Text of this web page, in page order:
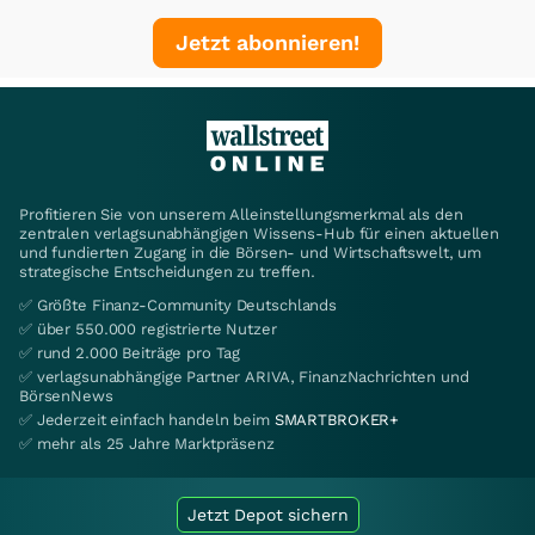
Jetzt abonnieren!
Profitieren Sie von unserem Alleinstellungsmerkmal als den
zentralen verlagsunabhängigen Wissens-Hub für einen aktuellen
und fundierten Zugang in die Börsen- und Wirtschaftswelt, um
strategische Entscheidungen zu treffen.
✅ Größte Finanz-Community Deutschlands
✅ über 550.000 registrierte Nutzer
✅ rund 2.000 Beiträge pro Tag
✅ verlagsunabhängige Partner ARIVA, FinanzNachrichten und
BörsenNews
✅ Jederzeit einfach handeln beim SMARTBROKER+
✅ mehr als 25 Jahre Marktpräsenz
Jetzt Depot sichern